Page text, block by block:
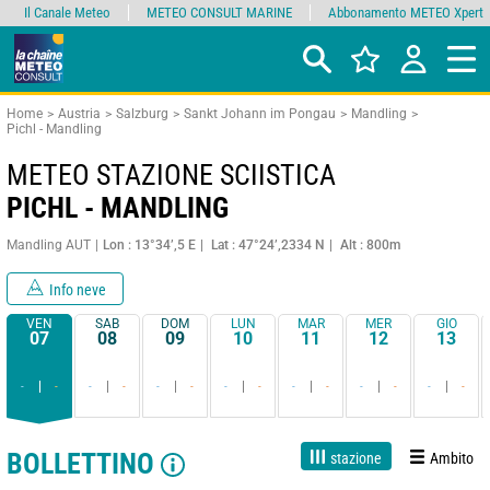
Home Austria Salzburg Sankt Johann im Pongau
Mandling
Pichl - Mandling
METEO STAZIONE SCIISTICA
PICHL - MANDLING
Mandling AUT Lon : 13°34’,5 E Lat : 47°24’,2334 N Alt : 800m
Info neve
VEN
07
- -
SAB
08
- -
DOM
09
- -
LUN
10
- -
MAR
11
- -
MER
12
- -
GIO
13
- -
BOLLETTINO stazione Ambito
Il Canale Meteo METEO CONSULT MARINE Abbonamento METEO Xpert